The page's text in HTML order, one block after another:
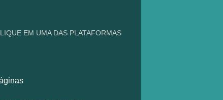
EM UMA DAS PLATAFORMAS